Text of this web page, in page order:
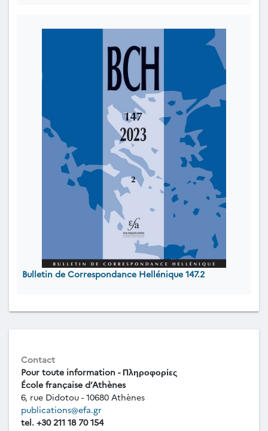
Bulletin de Correspondance Hellénique 147.2
Contact
Pour toute information - Πληροφορίες
École française d’Athènes
6, rue Didotou - 10680 Athènes
publications@efa.gr
tel. +30 211 18 70 154